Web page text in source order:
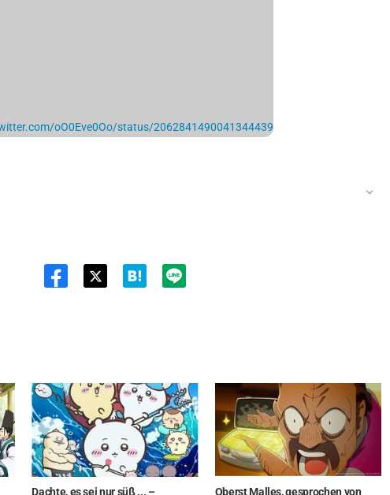
oO0Eve0Oo/status/2062841490041344439
Dachte, es sei nur süß ... –
Oberst Malles, gesprochen von